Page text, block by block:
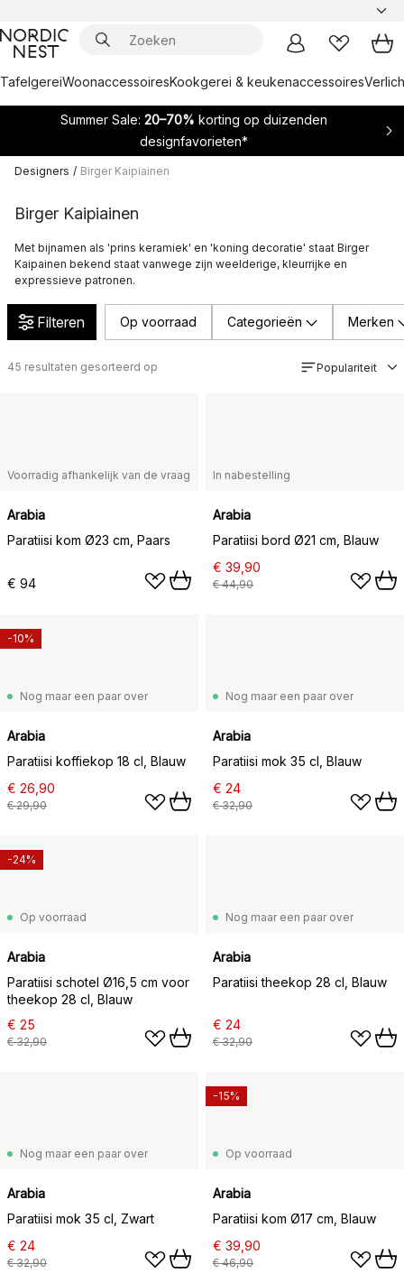
TafelgereiWoonaccessoiresKookgerei & keukenaccessoires
Summer Sale: 20–70% korting op duizenden
designfavorieten*
Designers / Birger Kaipiainen
Birger Kaipiainen
Met bijnamen als 'prins keramiek' en 'koning decoratie' staat Birger
Kaipainen bekend staat vanwege zijn weelderige, kleurrijke en
expressieve patronen.
Filteren Op voorraad Categorieën Merken
45 resultaten gesorteerd op Populariteit
Voorradig afhankelijk van de vraag
Arabia
Paratiisi kom Ø23 cm, Paars
€ 94
In nabestelling
Arabia
Paratiisi bord Ø21 cm, Blauw
€ 39,90
€ 44,90
Nog maar een paar over
Arabia
Paratiisi koffiekop 18 cl, Blauw
€ 26,90
€ 29,90
-10%
Nog maar een paar over
Arabia
Paratiisi mok 35 cl, Blauw
€ 24
€ 32,90
Op voorraad
Arabia
Paratiisi schotel Ø16,5 cm voor
theekop 28 cl, Blauw
€ 25
€ 32,90
-24%
Nog maar een paar over
Arabia
Paratiisi theekop 28 cl, Blauw
€ 24
€ 32,90
Nog maar een paar over
Arabia
Paratiisi mok 35 cl, Zwart
€ 24
€ 32,90
Op voorraad
Arabia
Paratiisi kom Ø17 cm, Blauw
€ 39,90
€ 46,90
-15%